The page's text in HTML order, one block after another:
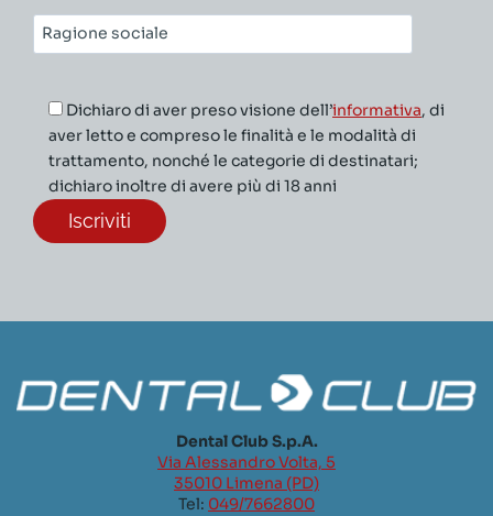
Ragione
sociale*
Dichiaro di aver preso visione dell’informativa, di
aver letto e compreso le finalità e le modalità di
trattamento, nonché le categorie di destinatari;
dichiaro inoltre di avere più di 18 anni
Dental Club S.p.A.
Via Alessandro Volta, 5
35010 Limena (PD)
Tel: 049/7662800